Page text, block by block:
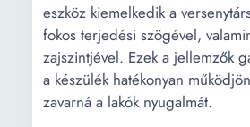
eszköz kiemelkedik a
fokos terjedési szögével,
zajszintjével. Ezek a jellemzők
a készülék hatékonyan
zavarná a lakók nyugalmát.